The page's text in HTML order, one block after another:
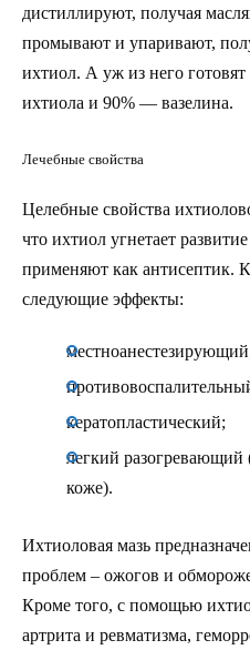
дистиллируют, получая
промывают и упаривают,
ихтиол. А уж из него
ихтиола и 90% — вазелина.
Лечебные свойства
Целебные свойства
что ихтиол угнетает
применяют как антисептик.
следующие эффекты:
кератопластический;
легкий разогревающий
коже).
Ихтиоловая мазь
проблем – ожогов и
Кроме того, с помощью
артрита и ревматизма,